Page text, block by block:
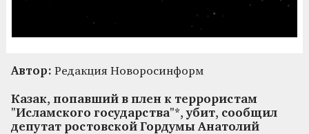
Автор: Редакция Новоросинформ
Казак, попавший в плен к террористам
"Исламского государства"*, убит, сообщил
депутат ростовской Гордумы Анатолий